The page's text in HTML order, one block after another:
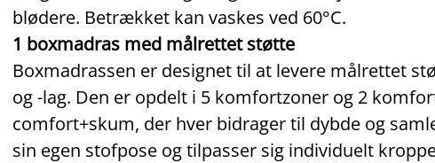
blødere. Betrækket kan vaskes ved 60°C.
1 boxmadras med målrettet støtte
Boxmadrassen er designet til at levere målrettet
og -lag. Den er opdelt i 5 komfortzoner og 2
comfort+skum, der hver bidrager til dybde og
sin egen stofpose og tilpasser sig individuelt